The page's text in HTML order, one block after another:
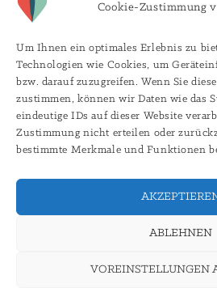
Cookie-Zustimmung
Um Ihnen ein optimales Erlebnis zu
Technologien wie Cookies, um
bzw. darauf zuzugreifen. Wenn Sie
zustimmen, können wir Daten wie das
eindeutige IDs auf dieser Website
Zustimmung nicht erteilen oder
bestimmte Merkmale und Funktionen
ABLEHNEN
VOREINSTELLUNGEN
Unsere Dienstleistungen
gerne bei Ihnen zu Hause
ambulant betreuten
und in unserer
„An der Rackstädt“.
SIE ERREICHEN UNS
A&S Nachbarschaftspflege
Impressum|